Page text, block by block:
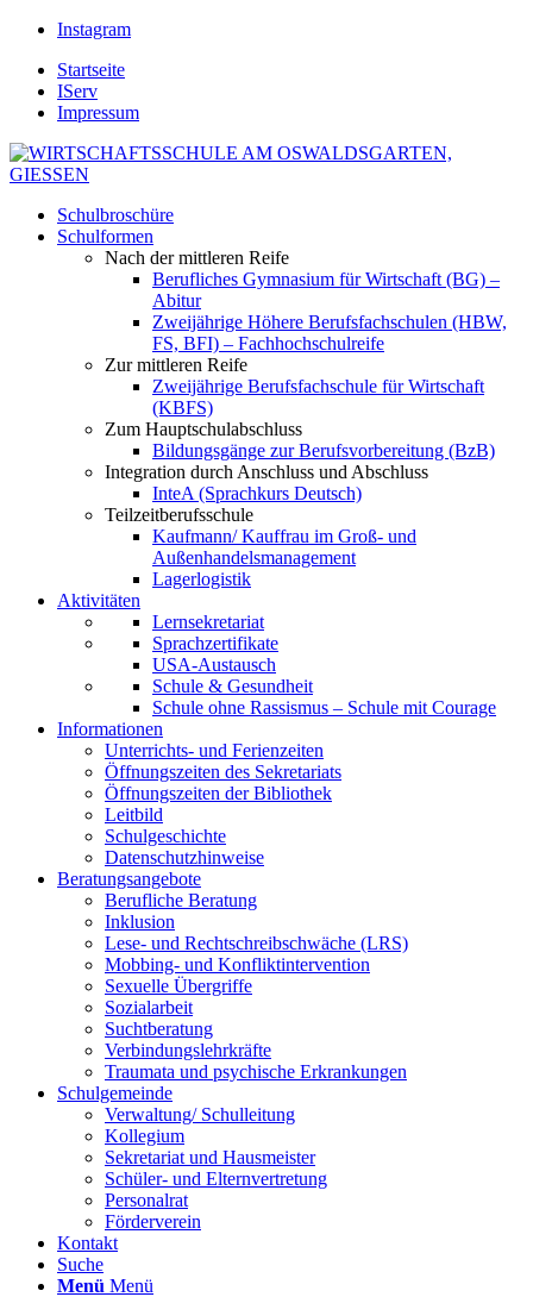
Instagram
Startseite
IServ
Impressum
Schulbroschüre
Schulformen
Nach der mittleren Reife
Berufliches Gymnasium für Wirtschaft (BG) –
Abitur
Zweijährige Höhere Berufsfachschulen (HBW,
FS, BFI) – Fachhochschulreife
Zur mittleren Reife
Zweijährige Berufsfachschule für Wirtschaft
(KBFS)
Zum Hauptschulabschluss
Bildungsgänge zur Berufsvorbereitung (BzB)
Integration durch Anschluss und Abschluss
InteA (Sprachkurs Deutsch)
Teilzeitberufsschule
Kaufmann/ Kauffrau im Groß- und
Außenhandelsmanagement
Lagerlogistik
Aktivitäten
Lernsekretariat
Sprachzertifikate
USA-Austausch
Schule & Gesundheit
Schule ohne Rassismus – Schule mit Courage
Informationen
Unterrichts- und Ferienzeiten
Öffnungszeiten des Sekretariats
Öffnungszeiten der Bibliothek
Leitbild
Schulgeschichte
Datenschutzhinweise
Beratungsangebote
Berufliche Beratung
Inklusion
Lese- und Rechtschreibschwäche (LRS)
Mobbing- und Konfliktintervention
Sexuelle Übergriffe
Sozialarbeit
Suchtberatung
Verbindungslehrkräfte
Traumata und psychische Erkrankungen
Schulgemeinde
Verwaltung/ Schulleitung
Kollegium
Sekretariat und Hausmeister
Schüler- und Elternvertretung
Personalrat
Förderverein
Kontakt
Suche
Menü Menü